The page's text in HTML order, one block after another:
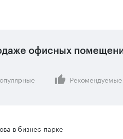
офисных
Рекомендуемые
в бизнес-парке